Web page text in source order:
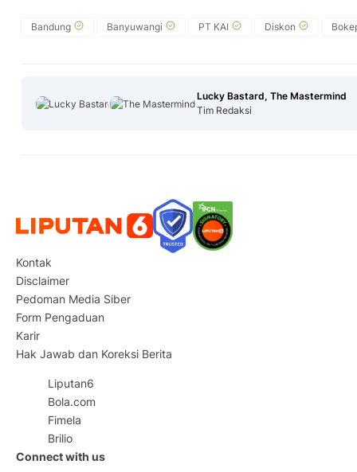
Bandung Banyuwangi PT KAI Diskon
Lucky Bastard, The Mastermind
Tim Redaksi
Kontak
Disclaimer
Pedoman Media Siber
Form Pengaduan
Karir
Hak Jawab dan Koreksi Berita
Liputan6
Bola.com
Fimela
Brilio
Connect with us